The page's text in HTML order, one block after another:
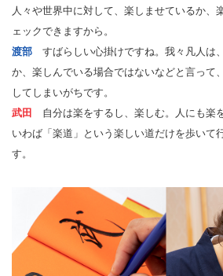
人々や世界中に対して、楽しませているか、
ェックできますから。
渡部 すばらしい心掛けですね。我々凡人は
か、楽しんでいる場合ではないなどと言って
してしまいがちです。
武田
自分は楽をするし、楽しむ。人にも楽
いわば「楽道」という楽しい道だけを歩いて
す。